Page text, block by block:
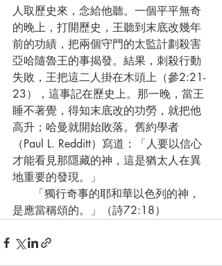
人取歷史來，念給他聽。一個平平無奇
的晚上，打開歷史，王聽到末底改幾年
前的功績，把兩個守門的太監計劃殺害
亞哈隨魯王的事揭發。結果，刺殺行動
失敗，王把這二人掛在木頭上（參2:21-
23），這事記在歷史上。那一晚，當王
睡不著覺，得知末底改的功勞，就把他
高升；哈曼就開始敗落。舊約學者
（Paul L. Redditt）寫道：「人要以信心
才能看見那隱藏的神，這是猶太人在異
地重要的發現。」
是應當稱頌的。」（詩72:18）